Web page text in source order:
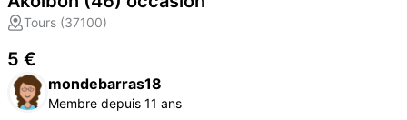
Tours (37100)
5 €
mondebarras18
Membre depuis 11 ans